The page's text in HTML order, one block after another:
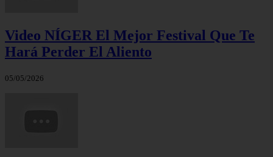
Video NÍGER El Mejor Festival Que Te
Hará Perder El Aliento
05/05/2026